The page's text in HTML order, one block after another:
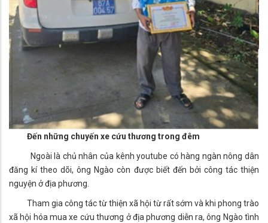
Đến những chuyến xe cứu thương trong đêm
Ngoài là chủ nhân của kênh youtube có hàng ngàn nông dân
đăng kí theo dõi, ông Ngào còn được biết đến bởi công tác thiện
nguyện ở địa phương.
Tham gia công tác từ thiện xã hội từ rất sớm và khi phong trào
xã hội hóa mua xe cứu thương ở địa phương diễn ra, ông Ngào tình